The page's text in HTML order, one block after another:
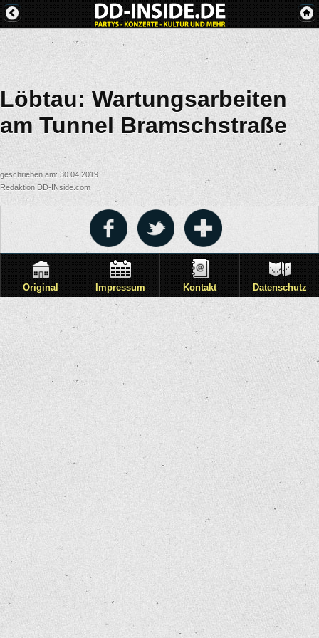
Löbtau: Wartungsarbeiten
am Tunnel Bramschstraße
geschrieben am: 30.04.2019
Redaktion DD-INside.com
Original Impressum Kontakt Datenschutz